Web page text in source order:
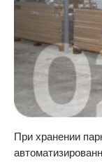
При хранении